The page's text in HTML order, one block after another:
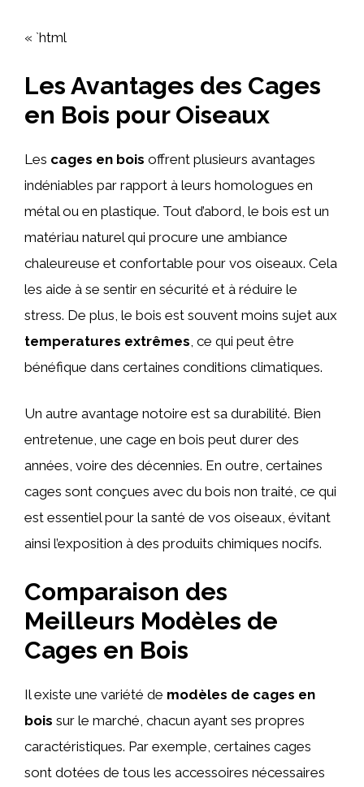
« `html
Les Avantages des Cages
en Bois pour Oiseaux
Les cages en bois offrent plusieurs avantages
indéniables par rapport à leurs homologues en
métal ou en plastique. Tout d’abord, le bois est un
matériau naturel qui procure une ambiance
chaleureuse et confortable pour vos oiseaux. Cela
les aide à se sentir en sécurité et à réduire le
stress. De plus, le bois est souvent moins sujet aux
temperatures extrêmes , ce qui peut être
bénéfique dans certaines conditions climatiques.
Un autre avantage notoire est sa durabilité. Bien
entretenue, une cage en bois peut durer des
années, voire des décennies. En outre, certaines
cages sont conçues avec du bois non traité, ce qui
est essentiel pour la santé de vos oiseaux, évitant
ainsi l’exposition à des produits chimiques nocifs.
Comparaison des
Meilleurs Modèles de
Cages en Bois
Il existe une variété de modèles de cages en
bois sur le marché, chacun ayant ses propres
caractéristiques. Par exemple, certaines cages
sont dotées de tous les accessoires nécessaires